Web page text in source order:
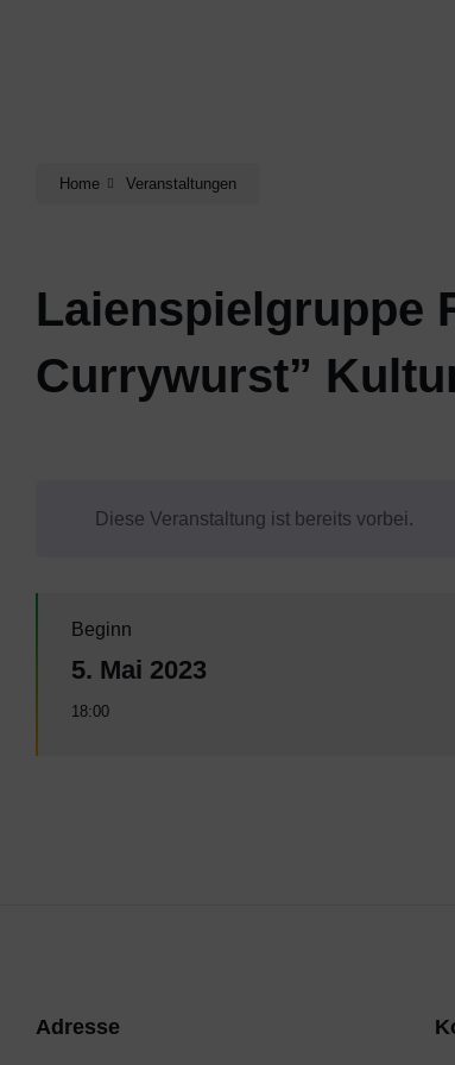
Home Veranstaltungen
Laienspielgruppe
Currywurst”
Diese Veranstaltung ist bereits vorbei.
Beginn
5. Mai 2023
18:00
Adresse